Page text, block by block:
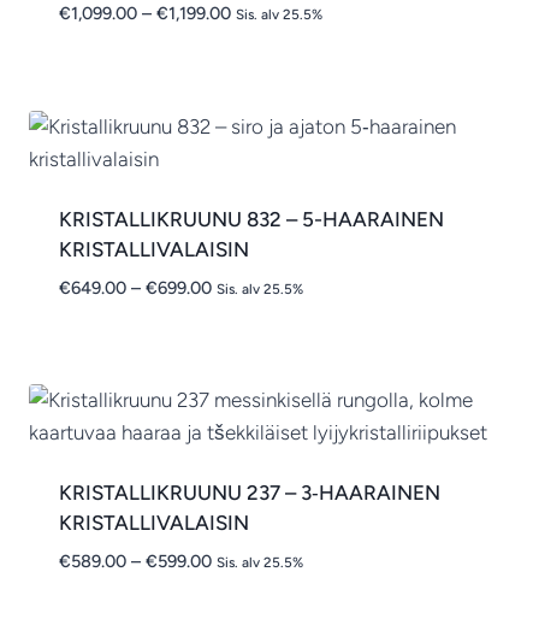
€1,099.00 – €1,199.00Hintaluokka:
Sis. alv 25.5%
KRISTALLIKRUUNU 832 – 5-HAARAINEN
KRISTALLIVALAISIN
€649.00 – €699.00Hintaluokka:
Sis. alv 25.5%
KRISTALLIKRUUNU 237 – 3‑HAARAINEN
KRISTALLIVALAISIN
€589.00 – €599.00Hintaluokka:
Sis. alv 25.5%